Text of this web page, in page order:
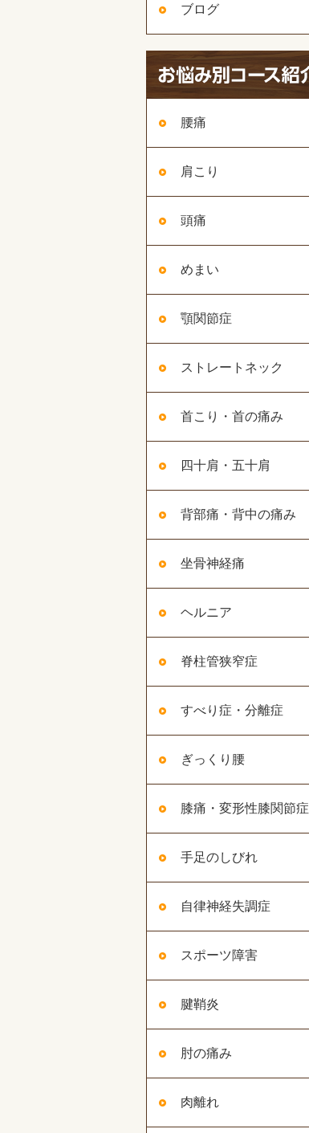
ブログ
腰痛
肩こり
頭痛
めまい
顎関節症
ストレートネック
首こり・首の痛み
四十肩・五十肩
背部痛・背中の痛み
坐骨神経痛
ヘルニア
脊柱管狭窄症
すべり症・分離症
ぎっくり腰
膝痛・変形性膝関節症
手足のしびれ
自律神経失調症
スポーツ障害
腱鞘炎
肘の痛み
肉離れ